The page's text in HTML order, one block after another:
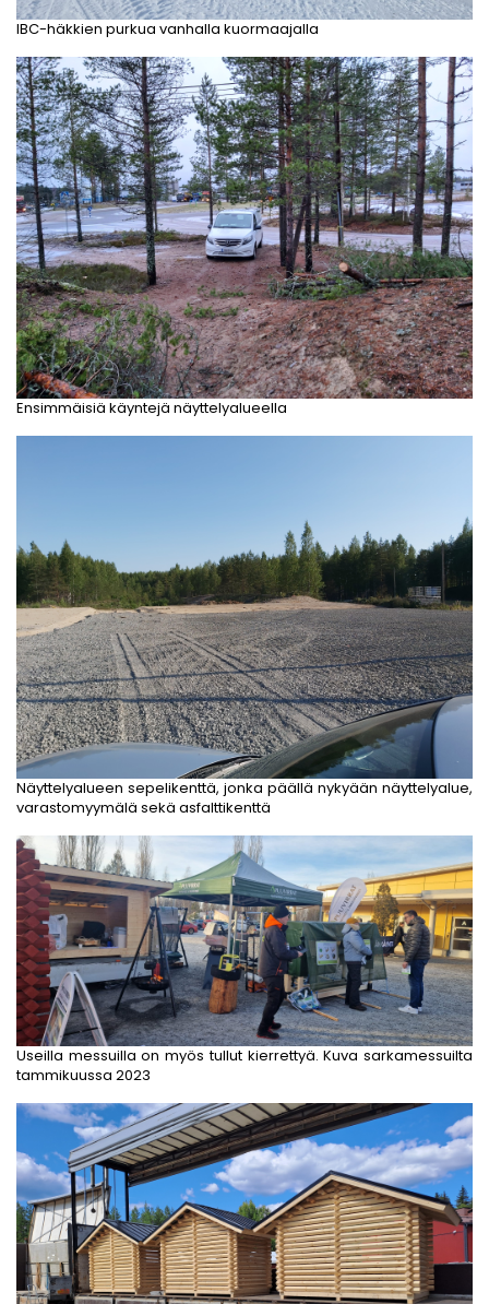
IBC-häkkien purkua vanhalla kuormaajalla
Ensimmäisiä käyntejä näyttelyalueella
Näyttelyalueen sepelikenttä, jonka päällä nykyään näyttelyalue,
varastomyymälä sekä asfalttikenttä
Useilla messuilla on myös tullut kierrettyä. Kuva sarkamessuilta
tammikuussa 2023